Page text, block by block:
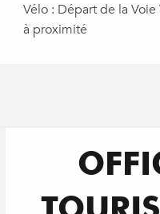
Vélo : Départ de la
à proximité